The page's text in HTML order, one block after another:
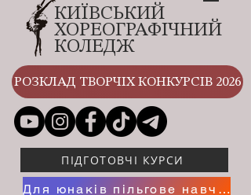
КИЇВСЬКИЙ
ХОРЕОГРАФІЧНИЙ
КОЛЕДЖ
РОЗКЛАД ТВОРЧІХ КОНКУРСІВ 2026
ПІДГОТОВЧІ КУРСИ
Для юнаків пільгове навчання